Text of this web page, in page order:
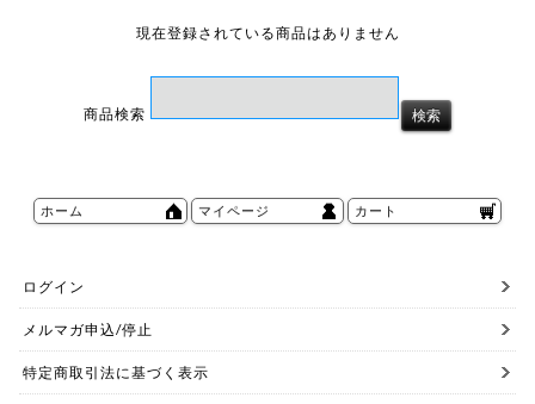
現在登録されている商品はありません
商品検索
ホーム マイページ カート
ログイン
メルマガ申込/停止
特定商取引法に基づく表示